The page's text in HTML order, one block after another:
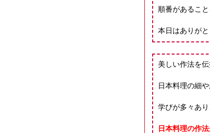
順番があるこ
本日はありがと
美しい作法を
日本料理の細や
学びが多々あ
日本料理の作